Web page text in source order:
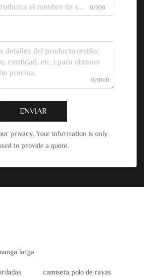
0/200
0/1000
ENVIAR
privacy. Your information is only
to provide a quote.
larga
camiseta polo de rayas